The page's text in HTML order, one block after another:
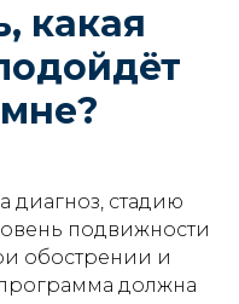
какая
диагноз, стадию
подвижности
обострении и
должна